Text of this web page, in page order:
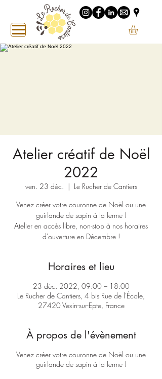
Atelier créatif de Noël
2022
ven. 23 déc.
  |
Le Rucher de Cantiers
Venez créer votre couronne de Noël ou une
guirlande de sapin à la ferme !
Atelier en accès libre, non-stop à nos horaires
d'ouverture en Décembre !
Horaires et lieu
23 déc. 2022, 09:00 – 18:00
Le Rucher de Cantiers, 4 bis Rue de l'École,
27420 Vexin-sur-Epte, France
À propos de l'évènement
Venez créer votre couronne de Noël ou une
guirlande de sapin à la ferme !